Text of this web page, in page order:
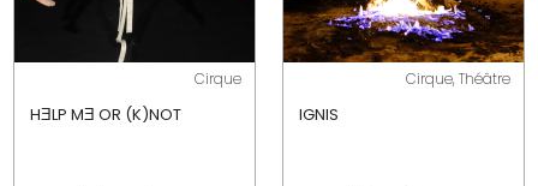
Cirque
HƎLP MƎ OR (K)NOT
Cirque, Théâtre
IGNIS